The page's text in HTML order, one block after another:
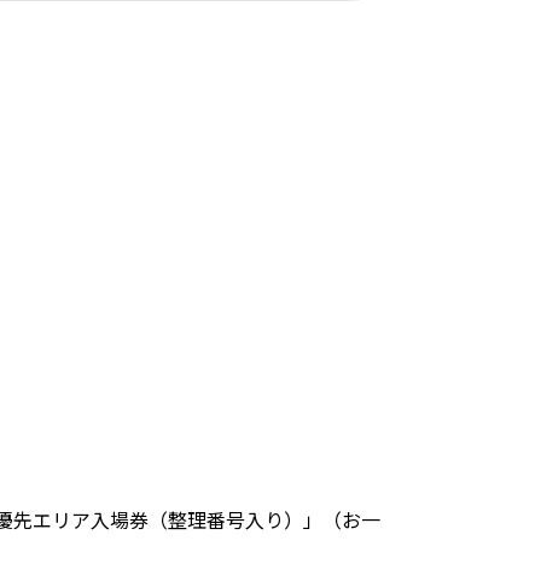
エリア入場券（整理番号入り）」（お一